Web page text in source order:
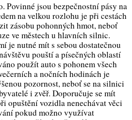
Povinné jsou bezpečnostní pásy na
na velkou rozlohu je při cestách
zásobu pohonných hmot, neboť
ve městech u hlavních silnic.
je nutné mít s sebou dostatečnou
pouští a písečných oblastí
použít auto s pohonem všech
a nočních hodinách je
pozornost, neboť se na silnici
i zvěř. Doporučuje se mít
opuštění vozidla nenechávat věci
pokud možno využívat